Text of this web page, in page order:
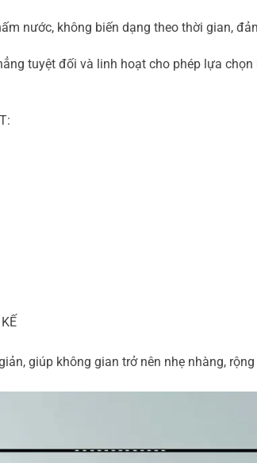
nước, không biến dạng theo thời gian,
tuyệt đối và linh hoạt cho phép lựa
giúp không gian trở nên nhẹ nhàng,